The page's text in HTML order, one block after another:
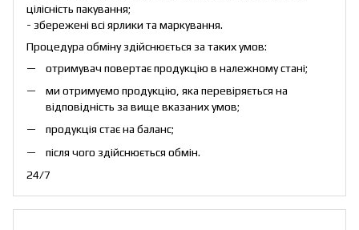
цілісність пакування;
- збережені всі ярлики та маркування.
Процедура обміну здійснюється за таких умов:
отримувач повертає продукцію в належному стані;
ми отримуємо продукцію, яка перевіряється на
відповідність за вище вказаних умов;
продукція стає на баланс;
після чого здійснюється обмін.
24/7